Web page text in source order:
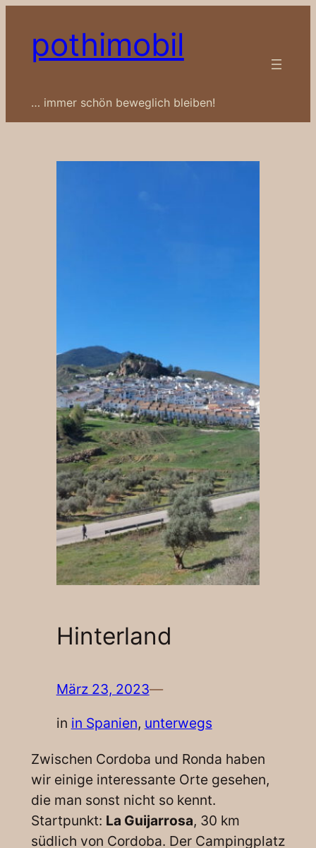
Inhalt
springen
pothimobil
… immer schön beweglich bleiben!
Hinterland
März 23, 2023—
in in Spanien, unterwegs
Zwischen Cordoba und Ronda haben
wir einige interessante Orte gesehen,
die man sonst nicht so kennt.
Startpunkt: La Guijarrosa, 30 km
südlich von Cordoba. Der Campingplatz